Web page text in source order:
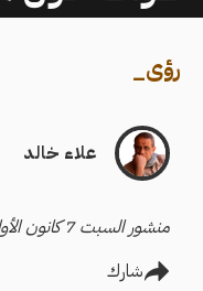
رؤى_
علاء خالد
منشور السبت 7 كانون الأول/ديسمبر 2024
شارك